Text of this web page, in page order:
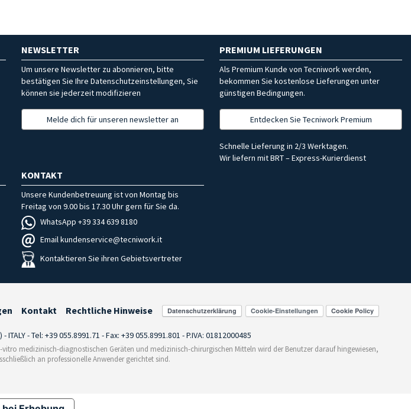
NEWSLETTER
Um unsere Newsletter zu abonnieren, bitte
bestätigen Sie Ihre Datenschutzeinstellungen, Sie
können sie jederzeit modifizieren
Melde dich für unseren newsletter an
PREMIUM LIEFERUNGEN
Als Premium Kunde von Tecniwork werden,
bekommen Sie kostenlose Lieferungen unter
günstigen Bedingungen.
Entdecken Sie Tecniwork Premium
Schnelle Lieferung in 2/3 Werktagen.
Wir liefern mit BRT – Express-Kurierdienst
KONTAKT
Unsere Kundenbetreuung ist von Montag bis
Freitag von 9.00 bis 17.30 Uhr gern für Sie da.
WhatsApp +39 334 639 8180
Email kundenservice@tecniwork.it
Kontaktieren Sie ihren Gebietsvertreter
Kontakt Rechtliche Hinweise Cookie-Einstellungen
- Tel: +39 055.8991.71 - Fax: +39 055.8991.801 - P.IVA: 01812000485
medizinisch-diagnostischen Geräten und medizinisch-chirurgischen Mitteln wird der Benutzer darauf hingewiesen,
an professionelle Anwender gerichtet sind.